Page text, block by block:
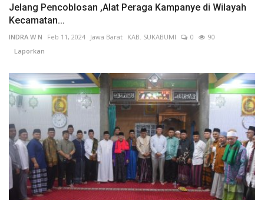
Jelang Pencoblosan ,Alat Peraga Kampanye di Wilayah
Kecamatan...
INDRA W N Feb 11, 2024 Jawa Barat KAB. SUKABUMI 0
90
Laporkan